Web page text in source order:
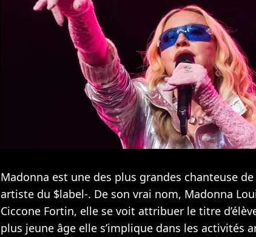
Madonna est une des plus grandes chanteuse
artiste du $label-. De son vrai nom, Madonna
Ciccone Fortin, elle se voit attribuer le titre
plus jeune âge elle s’implique dans les activités